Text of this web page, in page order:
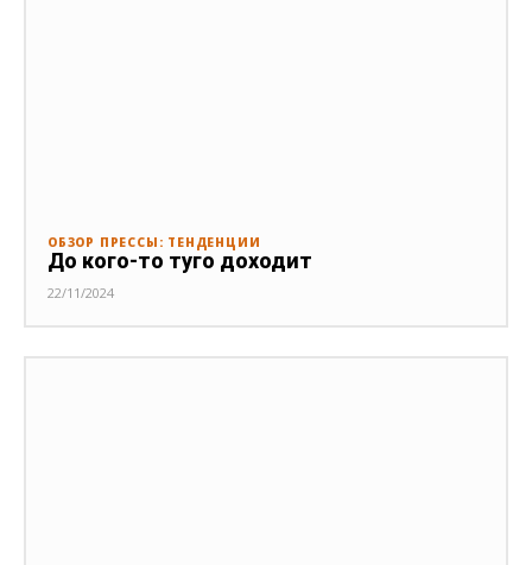
ОБЗОР ПРЕССЫ: ТЕНДЕНЦИИ
До кого-то туго доходит
22/11/2024